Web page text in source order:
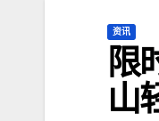
资讯
限
山